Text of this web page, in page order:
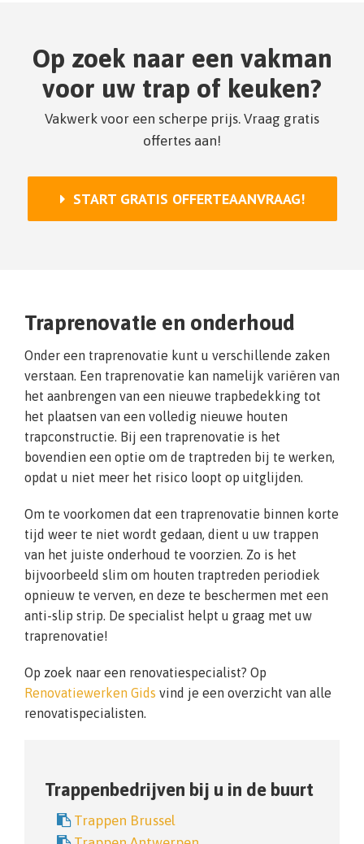
Op zoek naar een vakman
voor uw trap of keuken?
Vakwerk voor een scherpe prijs. Vraag gratis
offertes aan!
START GRATIS OFFERTEAANVRAAG!
Traprenovatie en onderhoud
Onder een traprenovatie kunt u verschillende zaken
verstaan. Een traprenovatie kan namelijk variëren van
het aanbrengen van een nieuwe trapbedekking tot
het plaatsen van een volledig nieuwe houten
trapconstructie. Bij een traprenovatie is het
bovendien een optie om de traptreden bij te werken,
opdat u niet meer het risico loopt op uitglijden.
Om te voorkomen dat een traprenovatie binnen korte
tijd weer te niet wordt gedaan, dient u uw trappen
van het juiste onderhoud te voorzien. Zo is het
bijvoorbeeld slim om houten traptreden periodiek
opnieuw te verven, en deze te beschermen met een
anti-slip strip. De specialist helpt u graag met uw
traprenovatie!
Op zoek naar een renovatiespecialist? Op
Renovatiewerken Gids vind je een overzicht van alle
renovatispecialisten.
Trappenbedrijven bij u in de buurt
Trappen Brussel